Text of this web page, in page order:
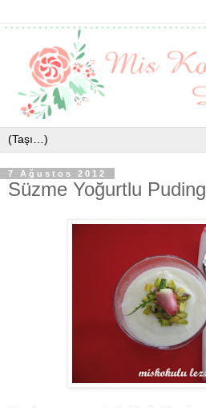
7 Ağustos 2012
Süzme Yoğurtlu Puding